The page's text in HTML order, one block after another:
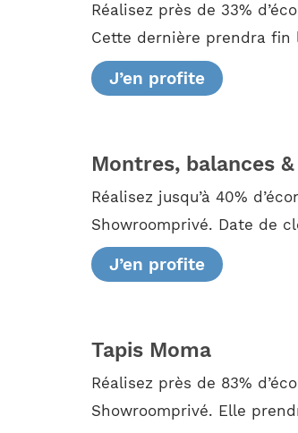
Réalisez près de 33%
Cette dernière prendra fin
J’en profite
Montres, balances
Réalisez jusqu’à 40%
Showroomprivé. Date de
J’en profite
Tapis Moma
Réalisez près de 83%
Showroomprivé. Elle